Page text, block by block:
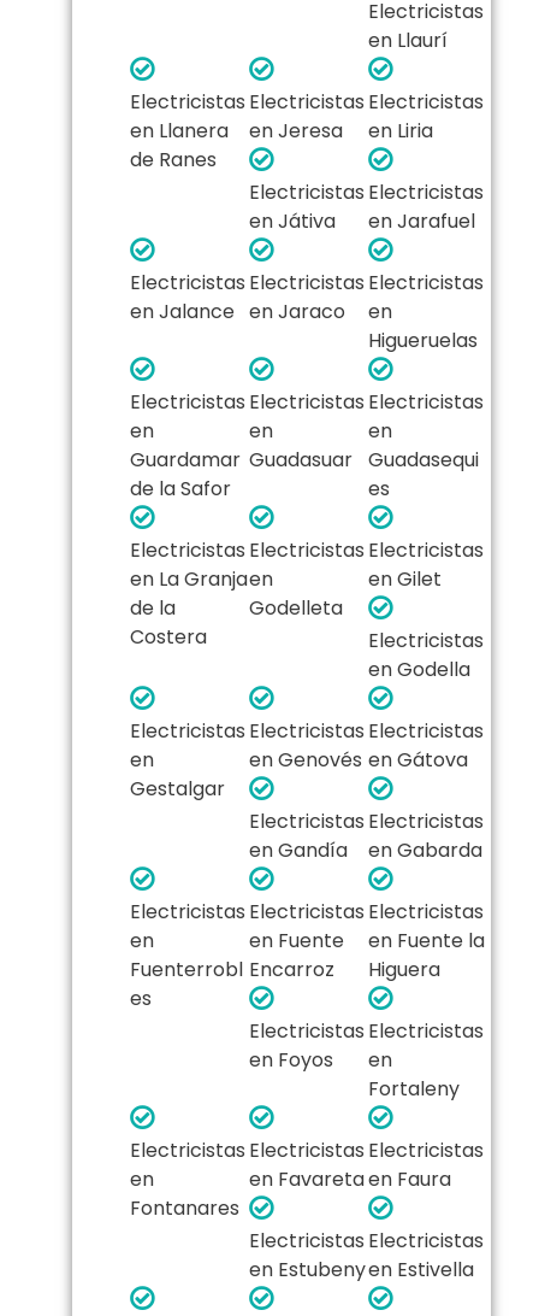
Electricistas
en Llaurí
Electricistas
en Llanera
de Ranes
Electricistas
en Jeresa
Electricistas
en Liria
Electricistas
en Játiva
Electricistas
en Jarafuel
Electricistas
en Jalance
Electricistas
en Jaraco
Electricistas
en
Higueruelas
Electricistas
en
Guardamar
de la Safor
Electricistas
en
Guadasuar
Electricistas
en
Guadasequi
es
Electricistas
en La Granja
de la
Costera
Electricistas
en
Godelleta
Electricistas
en Gilet
Electricistas
en Godella
Electricistas
en
Gestalgar
Electricistas
en Genovés
Electricistas
en Gátova
Electricistas
en Gandía
Electricistas
en Gabarda
Electricistas
en
Fuenterrobl
es
Electricistas
en Fuente
Encarroz
Electricistas
en Fuente la
Higuera
Electricistas
en Foyos
Electricistas
en
Fortaleny
Electricistas
en
Fontanares
Electricistas
en Favareta
Electricistas
en Faura
Electricistas
en Estubeny
Electricistas
en Estivella